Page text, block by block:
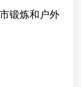
锻炼和户外